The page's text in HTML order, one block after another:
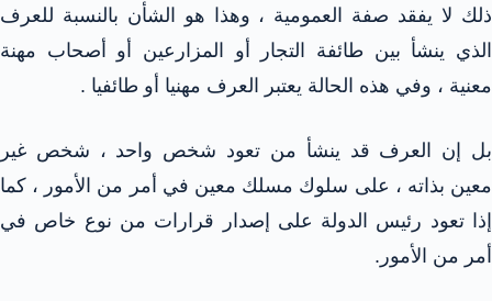
ذلك لا يفقد صفة العمومية ، وهذا هو الشأن بالنسبة للعرف
الذي ينشأ بين طائفة التجار أو المزارعين أو أصحاب مهنة
معنية ، وفي هذه الحالة يعتبر العرف مهنيا أو طائفيا .
بل إن العرف قد ينشأ من تعود شخص واحد ، شخص غير
معين بذاته ، على سلوك مسلك معين في أمر من الأمور ، كما
إذا تعود رئيس الدولة على إصدار قرارات من نوع خاص في
أمر من الأمور.